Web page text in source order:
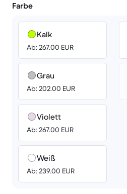
Farbe
Kalk
Ab: 267.00 EUR
Grau
Ab: 202.00 EUR
Violett
Ab: 267.00 EUR
Weiß
Ab: 239.00 EUR